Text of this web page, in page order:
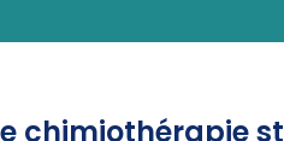
chimiothérapie